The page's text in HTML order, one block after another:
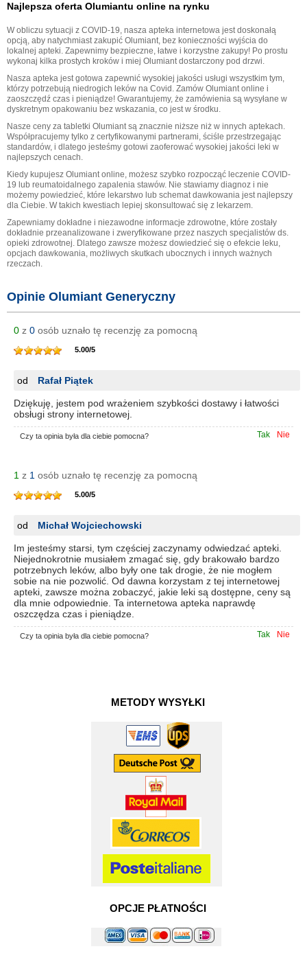
Najlepsza oferta Olumiantu online na rynku
W obliczu sytuacji z COVID-19, nasza apteka internetowa jest doskonałą
opcją, aby natychmiast zakupić Olumiant, bez konieczności wyjścia do
lokalnej apteki. Zapewnimy bezpieczne, łatwe i korzystne zakupy! Po prostu
wykonaj kilka prostych kroków i miej Olumiant dostarczony pod drzwi.
Nasza apteka jest gotowa zapewnić wysokiej jakości usługi wszystkim tym,
którzy potrzebują niedrogich leków na Covid. Zamów Olumiant online i
zaoszczędź czas i pieniądze! Gwarantujemy, że zamówienia są wysyłane w
dyskretnym opakowaniu bez wskazania, co jest w środku.
Nasze ceny za tabletki Olumiant są znacznie niższe niż w innych aptekach.
Współpracujemy tylko z certyfikowanymi partnerami, ściśle przestrzegając
standardów, i dlatego jesteśmy gotowi zaoferować wysokiej jakości leki w
najlepszych cenach.
Kiedy kupujesz Olumiant online, możesz szybko rozpocząć leczenie COVID-
19 lub reumatoidalnego zapalenia stawów. Nie stawiamy diagnoz i nie
możemy powiedzieć, które lekarstwo lub schemat dawkowania jest najlepszy
dla Ciebie. W takich kwestiach lepiej skonsultować się z lekarzem.
Zapewniamy dokładne i niezawodne informacje zdrowotne, które zostały
dokładnie przeanalizowane i zweryfikowane przez naszych specjalistów ds.
opieki zdrowotnej. Dlatego zawsze możesz dowiedzieć się o efekcie leku,
opcjach dawkowania, możliwych skutkach ubocznych i innych ważnych
rzeczach.
Opinie Olumiant Generyczny
0 z 0 osób uznało tę recenzję za pomocną
5.00/5
od Rafał Piątek
Dziękuję, jestem pod wrażeniem szybkości dostawy i łatwości
obsługi strony internetowej.
Nie
Tak
Czy ta opinia była dla ciebie pomocna?
1 z 1 osób uznało tę recenzję za pomocną
5.00/5
od Michał Wojciechowski
Im jesteśmy starsi, tym częściej zaczynamy odwiedzać apteki.
Niejednokrotnie musiałem zmagać się, gdy brakowało bardzo
potrzebnych leków, albo były one tak drogie, że nie mogłem
sobie na nie pozwolić. Od dawna korzystam z tej internetowej
apteki, zawsze można zobaczyć, jakie leki są dostępne, ceny są
dla mnie odpowiednie. Ta internetowa apteka naprawdę
oszczędza czas i pieniądze.
Nie
Tak
Czy ta opinia była dla ciebie pomocna?
OPCJE PŁATNOŚCI
METODY WYSYŁKI